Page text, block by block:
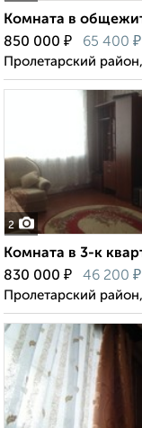
Комната в
850 000 ₽ 65 400 ₽
Пролетарский
2
Комната в 3-к
830 000 ₽ 46 200 ₽
Пролетарский